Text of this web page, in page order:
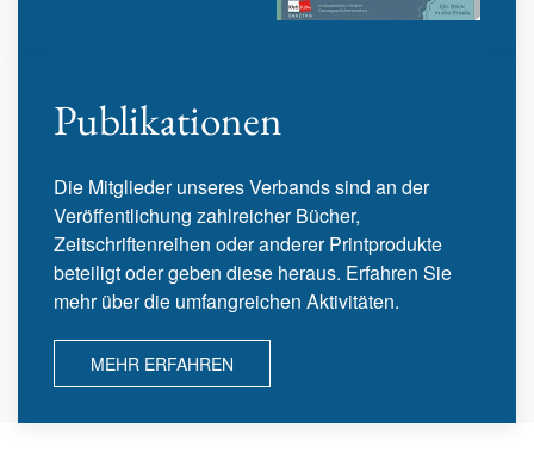
Publikationen
Die Mitglieder unseres Verbands sind an der
Veröffentlichung zahlreicher Bücher,
Zeitschriftenreihen oder anderer Printprodukte
beteiligt oder geben diese heraus. Erfahren Sie
mehr über die umfangreichen Aktivitäten.
MEHR ERFAHREN